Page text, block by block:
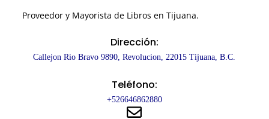
Proveedor y Mayorista de Libros en Tijuana.
Dirección:
Callejon Rio Bravo 9890, Revolucion, 22015 Tijuana, B.C.
Teléfono:
+526646862880